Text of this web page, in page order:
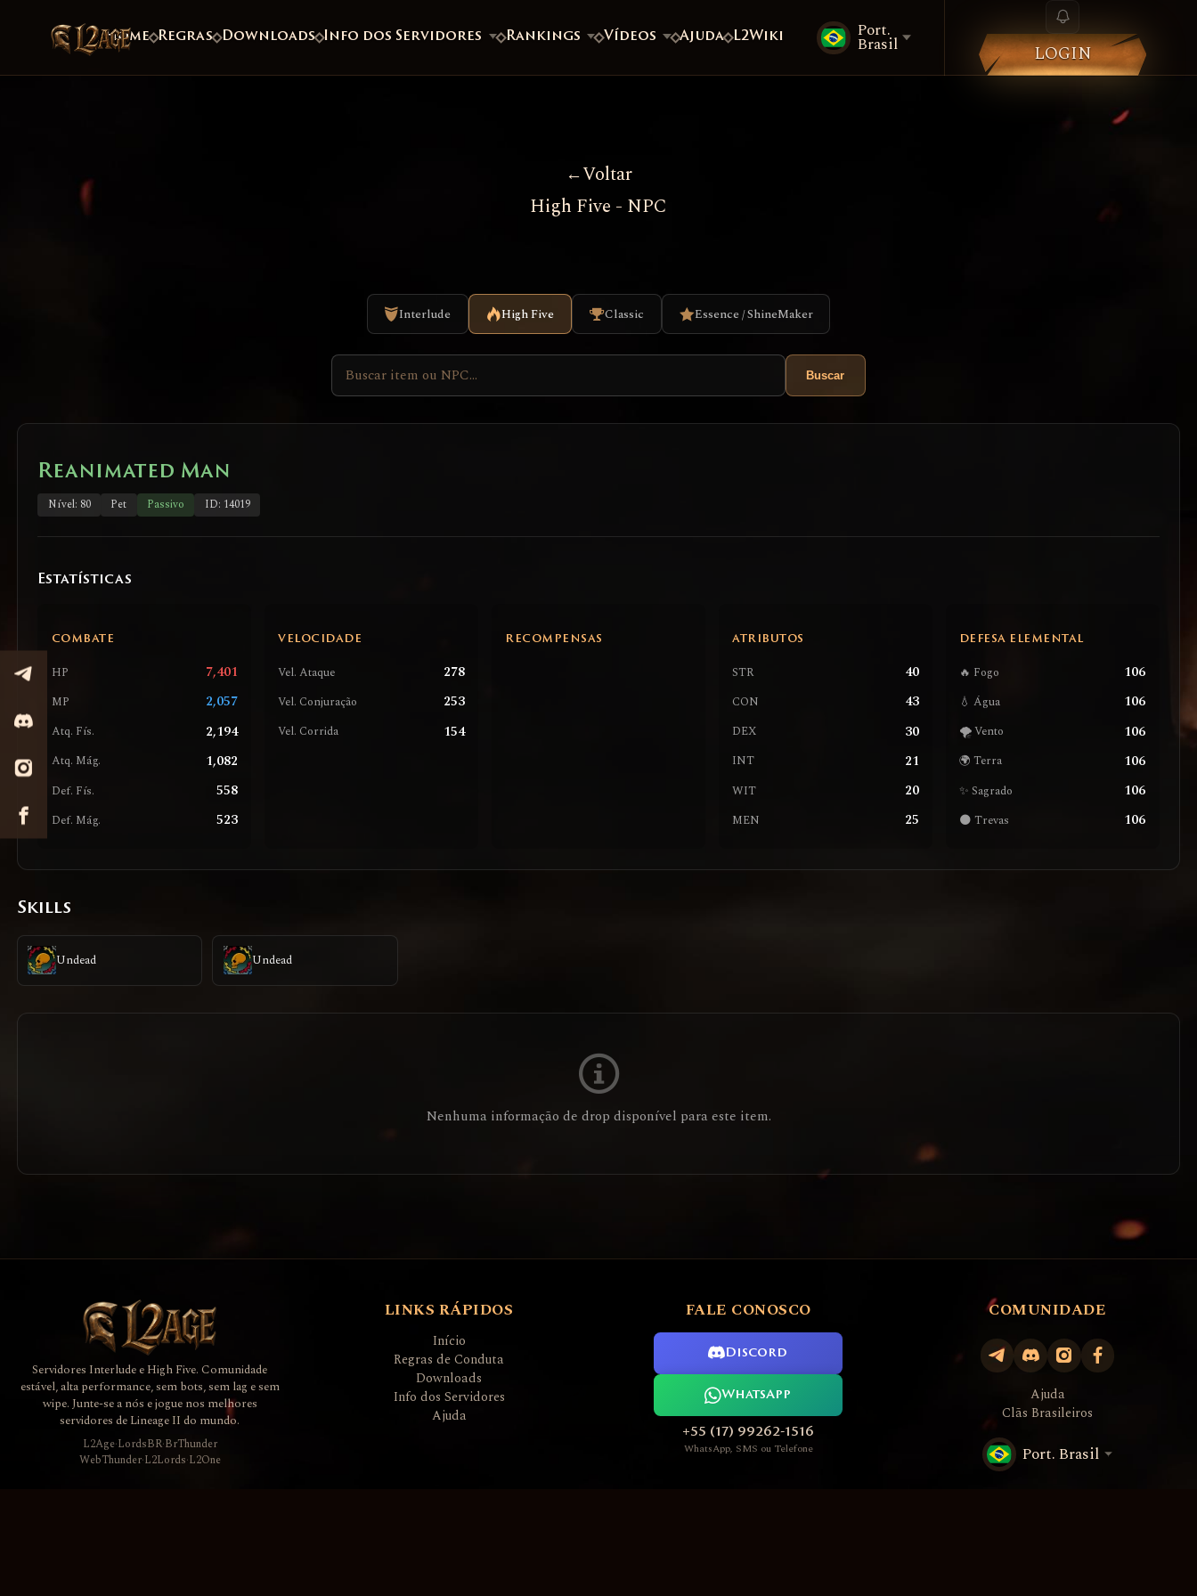
Home Regras Downloads Info dos Servidores Rankings Vídeos Ajuda L2Wiki Port.
Brasil LOGIN
Voltar
High Five - NPC
Interlude High Five Classic Essence / ShineMaker
Buscar
Reanimated Man
Nível: 80 Pet Passivo ID: 14019
Estatísticas
COMBATE
HP 7,401
MP 2,057
Atq. Fís. 2,194
Atq. Mág. 1,082
Def. Fís. 558
Def. Mág. 523
VELOCIDADE
Vel. Ataque 278
Vel. Conjuração 253
Vel. Corrida 154
RECOMPENSAS ATRIBUTOS
STR 40
CON 43
DEX 30
INT 21
WIT 20
MEN 25
DEFESA ELEMENTAL
🔥 Fogo 106
💧 Água 106
🌪️ Vento 106
🌍 Terra 106
✨ Sagrado 106
🌑 Trevas 106
Skills
Undead Undead
Nenhuma informação de drop disponível para este item.
Servidores Interlude e High Five. Comunidade
estável, alta performance, sem bots, sem lag e sem
wipe. Junte-se a nós e jogue nos melhores
servidores de Lineage II do mundo.
L2Age·LordsBR·BrThunder
WebThunder·L2Lords·L2One
LINKS RÁPIDOS
Início
Regras de Conduta
Downloads
Info dos Servidores
Ajuda
FALE CONOSCO
Discord
WhatsApp
+55 (17) 99262-1516
WhatsApp, SMS ou Telefone
COMUNIDADE
Ajuda
Clãs Brasileiros
Port. Brasil